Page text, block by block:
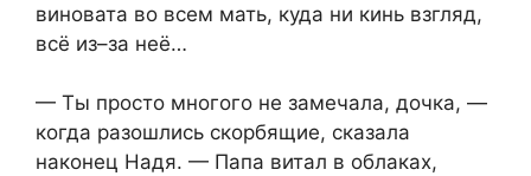
виновата во всем мать, куда ни кинь взгляд,
всё из–за неё…
— Ты просто многого не замечала, дочка, —
когда разошлись скорбящие, сказала
наконец Надя. — Папа витал в облаках,